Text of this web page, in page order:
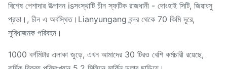
বিশেষ পেশাদার উত্পাদন isসংস্থাটি চীন স্ফটিক রাজধানী - দোংহাই সিটি, জিয়াংসু
প্রভা।, চীন এ অবস্থিত।Lianyungang বন্দর থেকে 70 কিমি দূরে,
সুবিধাজনক পরিবহন।
1000 বর্গমিটার এলাকা জুড়ে, এখন আমাদের 30 টিরও বেশি কর্মচারী রয়েছে,